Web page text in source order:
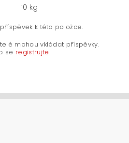
10 kg
k této položce.
mohou vkládat příspěvky.
se registrujte.